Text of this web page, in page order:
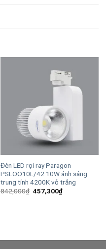
Đèn LED rọi ray Paragon
PSLOO10L/42 10W ánh sáng
trung tính 4200K vỏ trắng
842,000₫ Giá
457,300₫Giá
hiện